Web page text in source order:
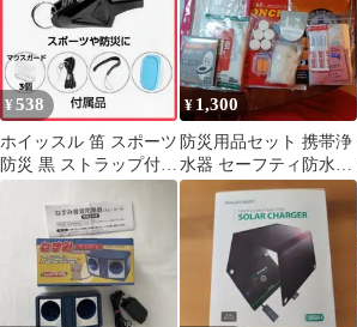
¥538
ホイッスル 笛 スポーツ
防災 黒 ストラップ付き
¥ 1,300
防災用品セット 携帯浄
水器 セーフティ防水ポ
ーチ入防災4点セット